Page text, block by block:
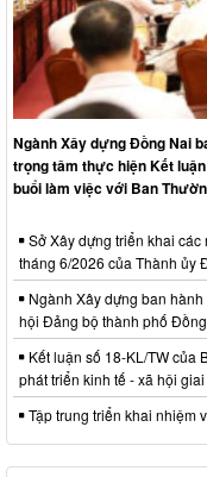
Ngành Xây dựng Đồng Nai
trọng tâm thực hiện Kết
buổi làm việc với Ban
Sở Xây dựng triển khai
tháng 6/2026 của Thành ủy
Ngành Xây dựng ban
hội Đảng bộ thành phố
Kết luận số 18-KL/TW
phát triển kinh tế - xã hội
Tập trung triển khai nhiệm